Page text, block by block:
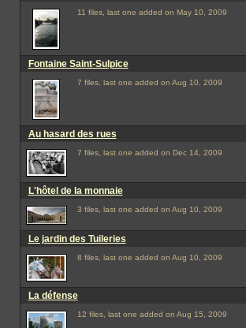
11 files, last one added on May 10, 2009
Fontaine Saint-Sulpice
7 files, last one added on Aug 10, 2009
Au hasard des rues
7 files, last one added on Dec 14, 2009
L'hôtel de la monnaie
3 files, last one added on Aug 10, 2009
Le jardin des Tuileries
8 files, last one added on Aug 10, 2009
La défense
12 files, last one added on Aug 15, 2009